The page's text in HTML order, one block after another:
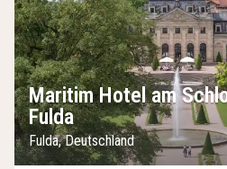
Maritim Hotel am
Fulda
Fulda, Deutschland